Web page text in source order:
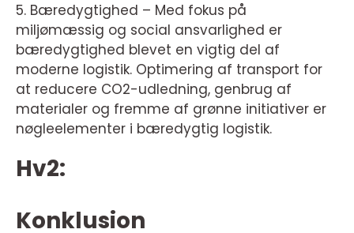
5. Bæredygtighed – Med fokus på
miljømæssig og social ansvarlighed er
bæredygtighed blevet en vigtig del af
moderne logistik. Optimering af transport for
at reducere CO2-udledning, genbrug af
materialer og fremme af grønne initiativer er
nøgleelementer i bæredygtig logistik.
Hv2:
Konklusion